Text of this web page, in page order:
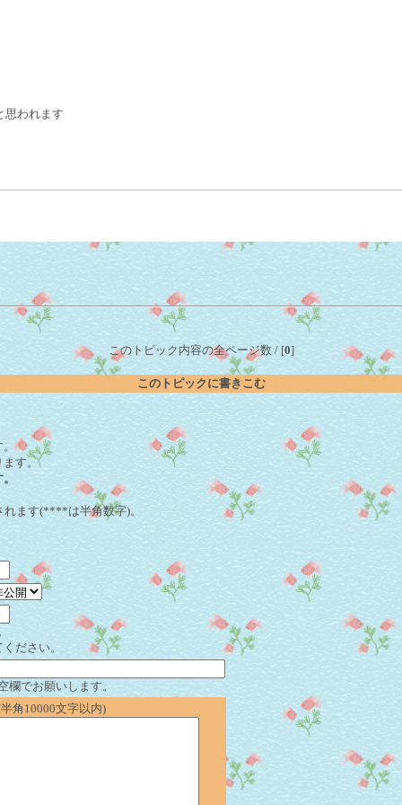
思われます
このトピック内容の全ページ数 / [0]
このトピックに書きこむ
。
ます。
ます(****は半角数字)。
ださい。
でお願いします。
角10000文字以内)